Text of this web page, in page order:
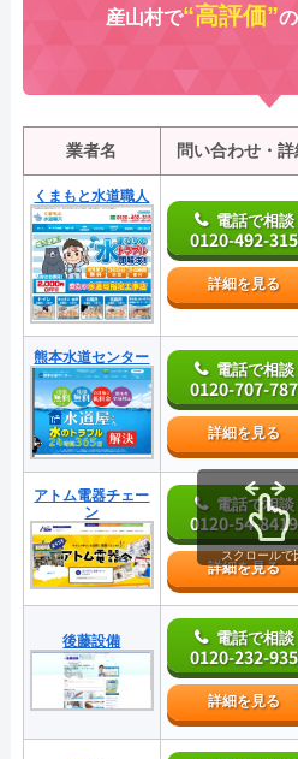
産山村で“高評価”
業者名 問い合わせ・詳
くまもと水道職人
電話で相談
0120-492-315
詳細を見る
熊本水道センター
電話で相談
0120-707-787
詳細を見る
アトム電器チェー
ン
電話で相談
0120-54-8419
詳細を見る
後藤設備 電話で相談
0120-232-935
詳細を見る
スクロールで